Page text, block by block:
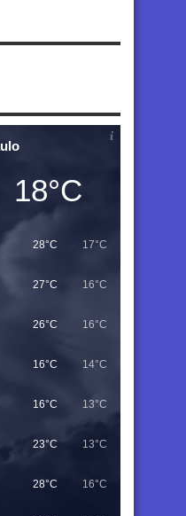
18°C
28°C 17°C
27°C 16°C
26°C 16°C
16°C 14°C
16°C 13°C
23°C 13°C
28°C 16°C